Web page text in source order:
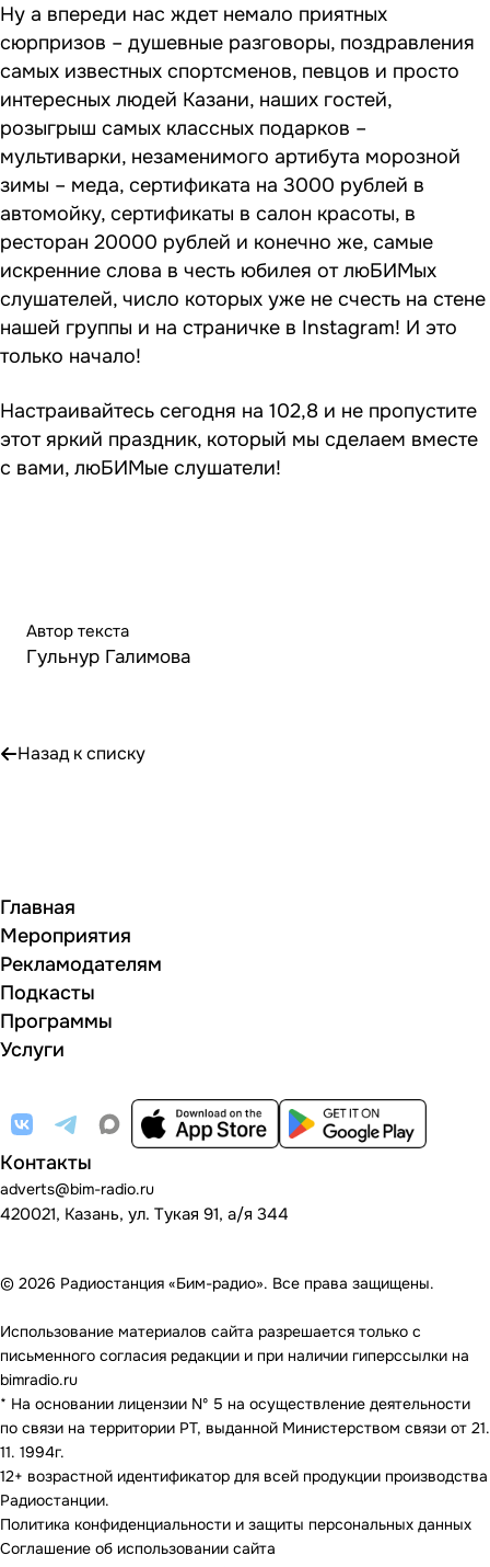
Ну а впереди нас ждет немало приятных
сюрпризов – душевные разговоры, поздравления
самых известных спортсменов, певцов и просто
интересных людей Казани, наших гостей,
розыгрыш самых классных подарков –
мультиварки, незаменимого артибута морозной
зимы – меда, сертификата на 3000 рублей в
автомойку, сертификаты в салон красоты, в
ресторан 20000 рублей и конечно же, самые
искренние слова в честь юбилея от люБИМых
слушателей, число которых уже не счесть на стене
нашей группы и на страничке в Instagram! И это
только начало!
Настраивайтесь сегодня на 102,8 и не пропустите
этот яркий праздник, который мы сделаем вместе
с вами, люБИМые слушатели!
Автор текста
Гульнур Галимова
Назад к списку
Главная
Мероприятия
Рекламодателям
Подкасты
Программы
Услуги
Контакты
adverts@bim-radio.ru
420021, Казань, ул. Тукая 91, а/я 344
© 2026 Радиостанция «Бим-радио». Все права защищены.
Использование материалов сайта разрешается только с
письменного согласия редакции и при наличии гиперссылки на
bimradio.ru
* На основании лицензии Nº 5 на осуществление деятельности
по связи на территории РТ, выданной Министерством связи от 21.
11. 1994г.
12+ возрастной идентификатор для всей продукции производства
Радиостанции.
Политика конфиденциальности и защиты персональных данных
Соглашение об использовании сайта